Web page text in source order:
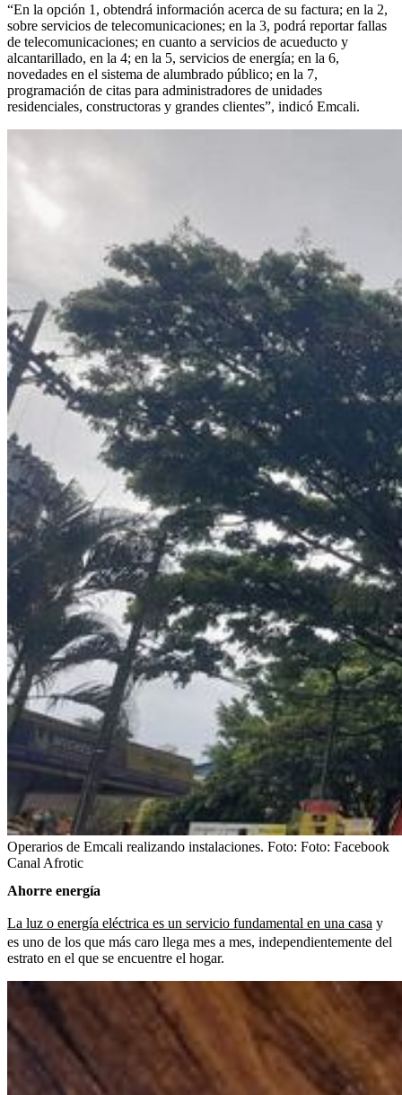
“En la opción 1, obtendrá información acerca de su factura; en la 2,
sobre servicios de telecomunicaciones; en la 3, podrá reportar fallas
de telecomunicaciones; en cuanto a servicios de acueducto y
alcantarillado, en la 4; en la 5, servicios de energía; en la 6,
novedades en el sistema de alumbrado público; en la 7,
programación de citas para administradores de unidades
residenciales, constructoras y grandes clientes”, indicó Emcali.
Operarios de Emcali realizando instalaciones. Foto: Foto: Facebook
Canal Afrotic
Ahorre energía
La luz o energía eléctrica es un servicio fundamental en una casa y
es uno de los que más caro llega mes a mes, independientemente del
estrato en el que se encuentre el hogar.